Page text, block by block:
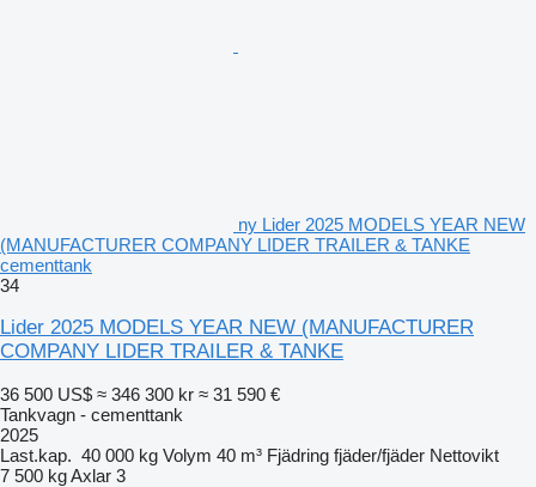
ny Lider 2025 MODELS YEAR NEW
(MANUFACTURER COMPANY LIDER TRAILER & TANKE
cementtank
34
Lider 2025 MODELS YEAR NEW (MANUFACTURER
COMPANY LIDER TRAILER & TANKE
36 500 US$ ≈ 346 300 kr ≈ 31 590 €
Tankvagn - cementtank
2025
Last.kap. 40 000 kg Volym 40 m³ Fjädring fjäder/fjäder Nettovikt
7 500 kgAxlar 3